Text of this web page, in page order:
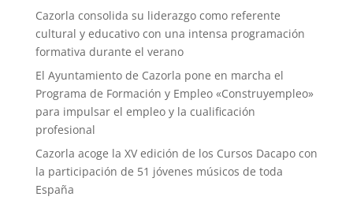
Cazorla consolida su liderazgo como referente
cultural y educativo con una intensa programación
formativa durante el verano
El Ayuntamiento de Cazorla pone en marcha el
Programa de Formación y Empleo «Construyempleo»
para impulsar el empleo y la cualificación
profesional
Cazorla acoge la XV edición de los Cursos Dacapo con
la participación de 51 jóvenes músicos de toda
España